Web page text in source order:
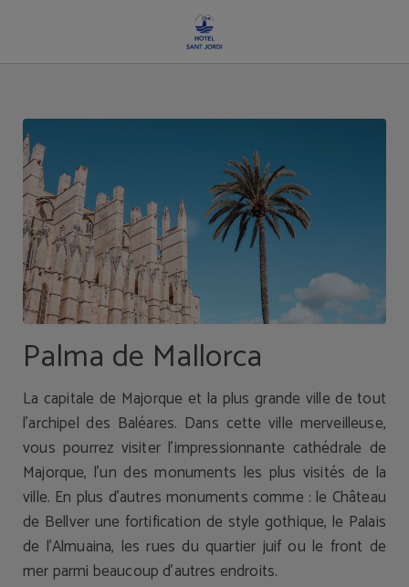
Palma de Mallorca
La capitale de Majorque et la plus grande ville de tout
l’archipel des Baléares. Dans cette ville merveilleuse,
vous pourrez visiter l’impressionnante cathédrale de
Majorque, l’un des monuments les plus visités de la
ville. En plus d’autres monuments comme : le Château
de Bellver une fortification de style gothique, le Palais
de l’Almuaina, les rues du quartier juif ou le front de
mer parmi beaucoup d’autres endroits.